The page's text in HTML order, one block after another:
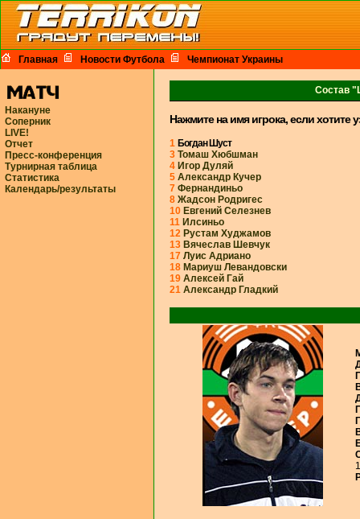
Главная Новости Футбола Чемпионат Украины
Накануне
Соперник
LIVE!
Отчет
Пресс-конференция
Турнирная таблица
Статистика
Календарь/результаты
Состав
Нажмите на имя игрока, если хотите
1 Богдан Шуст
3 Томаш Хюбшман
4 Игор Дуляй
5 Александр Кучер
7 Фернандиньо
8 Жадсон Родригес
10 Евгений Селезнев
11 Илсиньо
12 Рустам Худжамов
13 Вячеслав Шевчук
17 Луис Адриано
18 Мариуш Левандовски
19 Алексей Гай
21 Александр Гладкий